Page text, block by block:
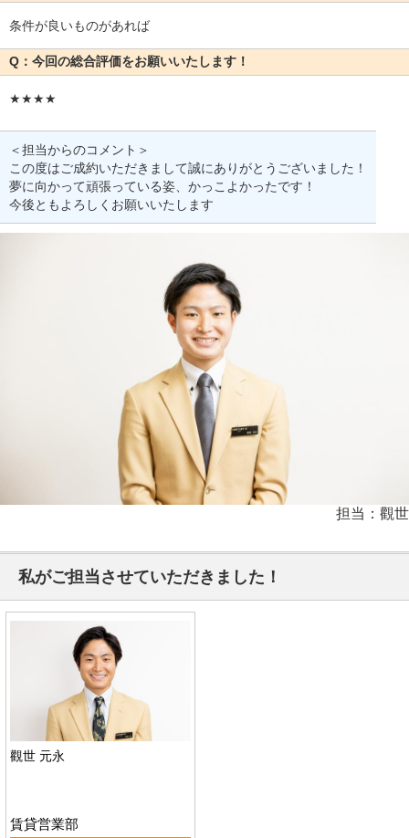
条件が良いものがあれば
Q：今回の総合評価をお願いいたします！
★★★★
＜担当からのコメント＞
この度はご成約いただきまして誠にありがとうございました！
夢に向かって頑張っている姿、かっこよかったです！
今後ともよろしくお願いいたします
担当：觀世
私がご担当させていただきました！
觀世 元永
賃貸営業部